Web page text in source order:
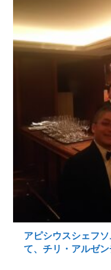
アピシウスシェフ
て、チリ・アルゼ